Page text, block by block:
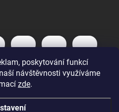
poskytování funkcí
návštěvnosti využíváme
zde.